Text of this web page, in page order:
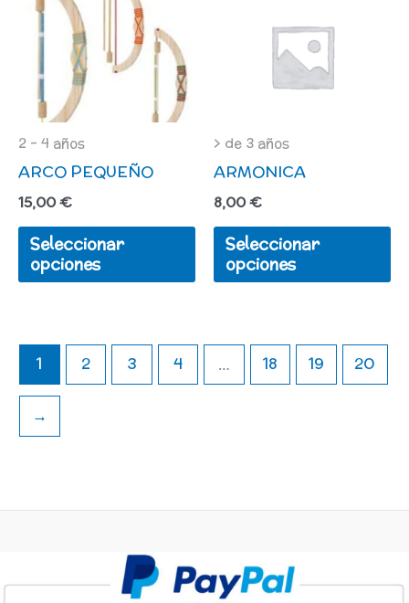
2 - 4 años
ARCO PEQUEÑO
15,00€
Seleccionar
opciones
Las
opciones
pueden
elegir
en
página
> de 3 años
ARMONICA
8,00€
Seleccionar
opciones
en
1 2 3 4 … 18 19 20
→